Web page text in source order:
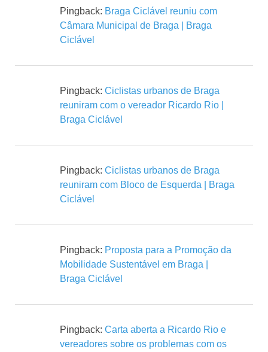
Pingback: Braga Ciclável reuniu com
Câmara Municipal de Braga | Braga
Ciclável
Pingback: Ciclistas urbanos de Braga
reuniram com o vereador Ricardo Rio |
Braga Ciclável
Pingback: Ciclistas urbanos de Braga
reuniram com Bloco de Esquerda | Braga
Ciclável
Pingback: Proposta para a Promoção da
Mobilidade Sustentável em Braga |
Braga Ciclável
Pingback: Carta aberta a Ricardo Rio e
vereadores sobre os problemas com os